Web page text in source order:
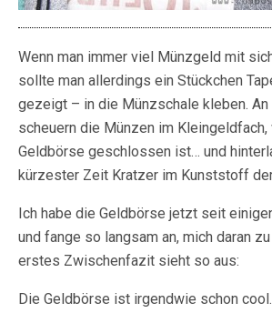
Wenn man immer viel Münzgeld mit
sollte man allerdings ein Stückchen
gezeigt – in die Münzschale kleben.
scheuern die Münzen im Kleingeldfach,
Geldbörse geschlossen ist… und
kürzester Zeit Kratzer im Kunststoff
Ich habe die Geldbörse jetzt seit
und fange so langsam an, mich daran
erstes Zwischenfazit sieht so aus:
Die Geldbörse ist irgendwie schon